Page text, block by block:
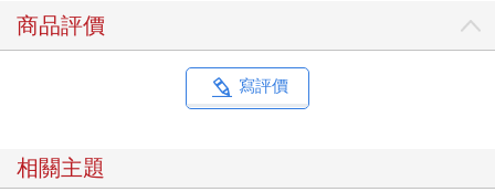
三葉草中間。整場演說她都在心滿意足地打呼嚕，一個字也沒聽
進去。
正睡在後門外的棲架上。老少校看大家都已安坐，於是清了清喉
談，我有些事要先說。我想，我和你們相處的時日不多了，在死
之前，我感到有責任將這些經年累積的智慧傳授給各位。我這一
商品評價
寫評價
相關主題